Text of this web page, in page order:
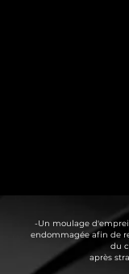
-Un moulage
endommagée afin de
du
après